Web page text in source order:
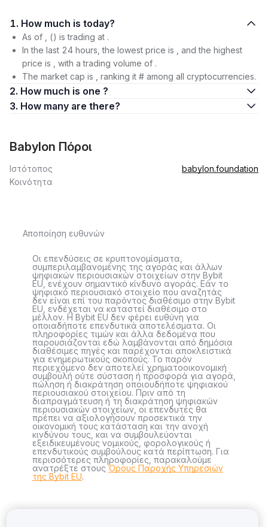
1. How much is today?
As of , () is trading at .
In the last 24 hours, the lowest price is , and the highest
price is , with a trading volume of .
The market cap is , ranking it # among all cryptocurrencies.
2. How much is one ?
3. How many are there?
Babylon Πόροι
Ιστότοπος
babylon.foundation
Κοινότητα
Αποποίηση ευθυνών
Οι επενδύσεις σε κρυπτονομίσματα,
συμπεριλαμβανομένης της αγοράς και άλλων
ψηφιακών περιουσιακών στοιχείων στην Bybit
EU, ενέχουν σημαντικό κίνδυνο αγοράς. Εάν το
ψηφιακό περιουσιακό στοιχείο που αναζητάς
δεν είναι επί του παρόντος διαθέσιμο στην Bybit
EU, ενδέχεται να καταστεί διαθέσιμο στο
μέλλον. Η Bybit EU δεν φέρει ευθύνη για
οποιαδήποτε επενδυτικά αποτελέσματα. Οι
πληροφορίες τιμών και άλλα δεδομένα που
παρουσιάζονται εδώ λαμβάνονται από δημόσια
διαθέσιμες πηγές και παρέχονται αποκλειστικά
για ενημερωτικούς σκοπούς. Το παρόν
περιεχόμενο δεν αποτελεί χρηματοοικονομική
συμβουλή ούτε σύσταση ή προσφορά για αγορά,
πώληση ή διακράτηση οποιουδήποτε ψηφιακού
περιουσιακού στοιχείου. Πριν από τη
διαπραγμάτευση ή τη διακράτηση ψηφιακών
περιουσιακών στοιχείων, οι επενδυτές θα
πρέπει να αξιολογήσουν προσεκτικά την
οικονομική τους κατάσταση και την ανοχή
κινδύνου τους, και να συμβουλεύονται
εξειδικευμένους νομικούς, φορολογικούς ή
επενδυτικούς συμβούλους κατά περίπτωση. Για
περισσότερες πληροφορίες, παρακαλούμε
ανατρέξτε στουςΌρους Παροχής Υπηρεσιών
της Bybit EU.